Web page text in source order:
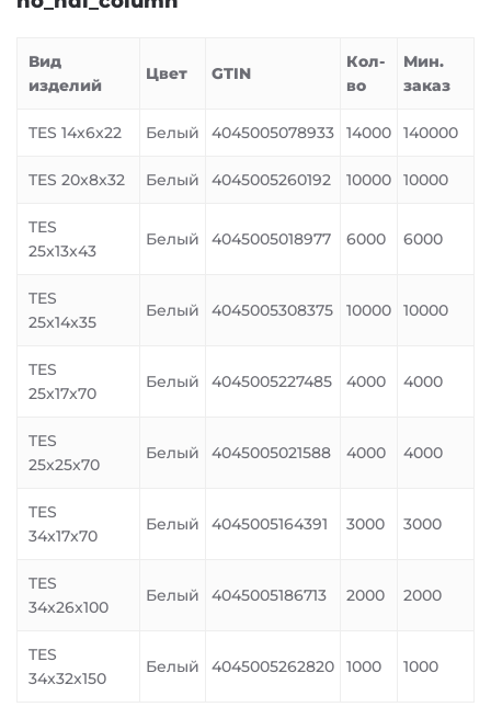
Вид
изделий
Цвет GTIN
Кол-
во
Мин.
заказ
TES 14x6x22 Белый 4045005078933 14000 140000
TES 20x8x32 Белый 4045005260192 10000 10000
TES
25x13x43
Белый 4045005018977 6000 6000
TES
25x14x35
Белый 4045005308375 10000 10000
TES
25x17x70
Белый 4045005227485 4000 4000
TES
25x25x70
Белый 4045005021588 4000 4000
TES
34x17x70
Белый 4045005164391 3000 3000
TES
34x26x100
Белый 4045005186713 2000 2000
TES
34x32x150
Белый 4045005262820 1000 1000